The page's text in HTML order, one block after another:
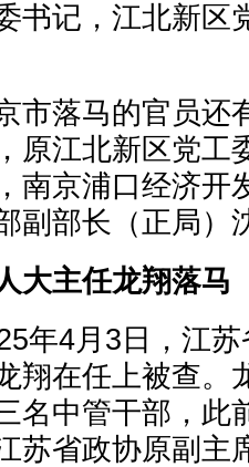
书记，江北新区
落马的官员还
原江北新区党工
南京浦口经济开
副部长（正局）
大主任龙翔落马
4月3日，江苏
翔在任上被查。
名中管干部，此
苏省政协原副主